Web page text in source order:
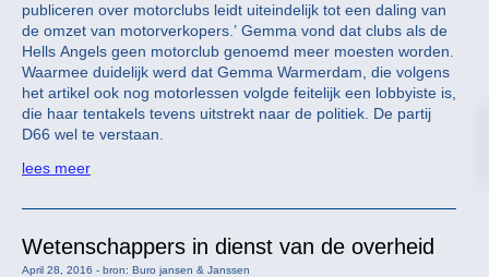
publiceren over motorclubs leidt uiteindelijk tot een daling van
de omzet van motorverkopers.’ Gemma vond dat clubs als de
Hells Angels geen motorclub genoemd meer moesten worden.
Waarmee duidelijk werd dat Gemma Warmerdam, die volgens
het artikel ook nog motorlessen volgde feitelijk een lobbyiste is,
die haar tentakels tevens uitstrekt naar de politiek. De partij
D66 wel te verstaan.
lees meer
Wetenschappers in dienst van de overheid
April 28, 2016 - bron: Buro jansen & Janssen